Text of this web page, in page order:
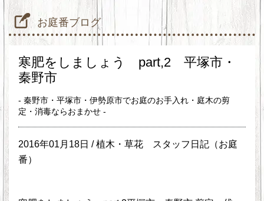
お庭番ブログ
寒肥をしましょう part,2 平塚市・
秦野市
- 秦野市・平塚市・伊勢原市でお庭のお手入れ・庭木の剪
定・消毒ならおまかせ -
2016年01月18日 /植木・草花
スタッフ日記（お庭
番）